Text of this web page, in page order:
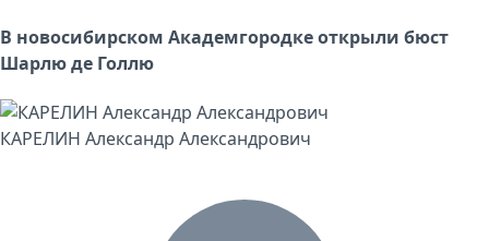
В новосибирском Академгородке открыли бюст
Шарлю де Голлю
КАРЕЛИН Александр Александрович